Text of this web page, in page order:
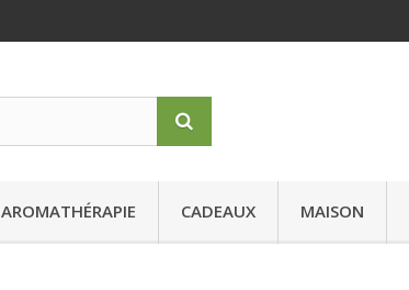
AROMATHÉRAPIE CADEAUX MAISON